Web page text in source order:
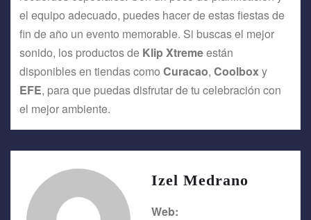
el equipo adecuado, puedes hacer de estas fiestas de
fin de año un evento memorable. Si buscas el mejor
sonido, los productos de Klip Xtremeestán
disponibles en tiendas como Curacao, Coolboxy
EFE, para que puedas disfrutar de tu celebración con
el mejor ambiente.
Izel Medrano
Web: